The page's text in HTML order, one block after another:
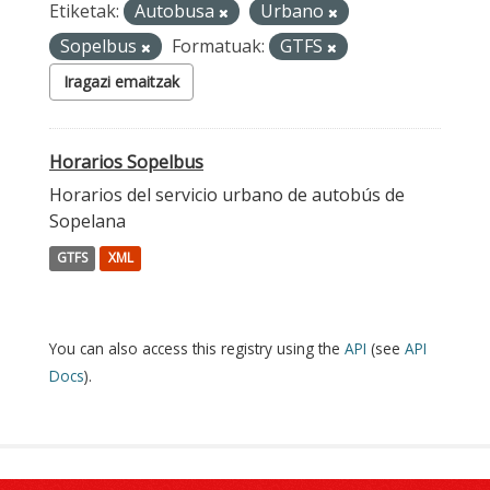
Etiketak: Autobusa
Urbano
Sopelbus
Formatuak: GTFS
Iragazi emaitzak
Horarios Sopelbus
Horarios del servicio urbano de autobús de
Sopelana
GTFS XML
You can also access this registry using the API (see API
Docs).